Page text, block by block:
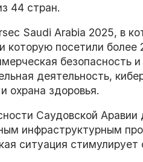
44 стран.
Saudi Arabia 2025, в
которую посетили
безопасность
деятельность,
охрана здоровья.
Саудовской
инфраструктурным
ситуация